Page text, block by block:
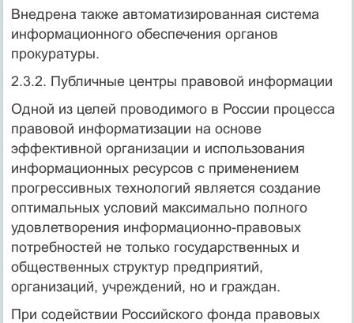
Внедрена также автоматизированная система
информационного обеспечения органов
прокуратуры.
2.3.2. Публичные центры правовой информации
Одной из целей проводимого в России процесса
правовой информатизации на основе
эффективной организации и использования
информационных ресурсов с применением
прогрессивных технологий является создание
оптимальных условий максимально полного
удовлетворения информационно-правовых
потребностей не только государственных и
общественных структур предприятий,
организаций, учреждений, но и граждан.
При содействии Российского фонда правовых